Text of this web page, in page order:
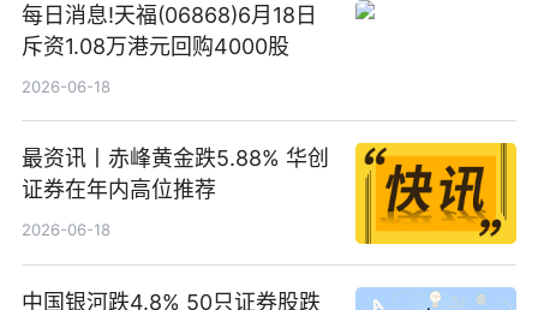
每日消息!天福(06868)6月18日
斥资1.08万港元回购4000股
2026-06-18
最资讯丨赤峰黄金跌5.88% 华创
证券在年内高位推荐
2026-06-18
中国银河跌4.8% 50只证券股跌